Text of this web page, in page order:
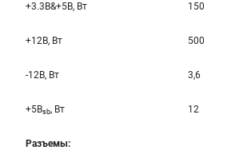
+3.3B&+5B, Вт 150
+12B, Вт 500
-12B, Вт 3,6
+5Bsb, Вт 12
Разъемы: